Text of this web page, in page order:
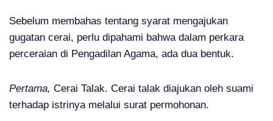
Sebelum membahas tentang syarat mengajukan
gugatan cerai, perlu dipahami bahwa dalam perkara
perceraian di Pengadilan Agama, ada dua bentuk.
Pertama, Cerai Talak. Cerai talak diajukan oleh suami
terhadap istrinya melalui surat permohonan.